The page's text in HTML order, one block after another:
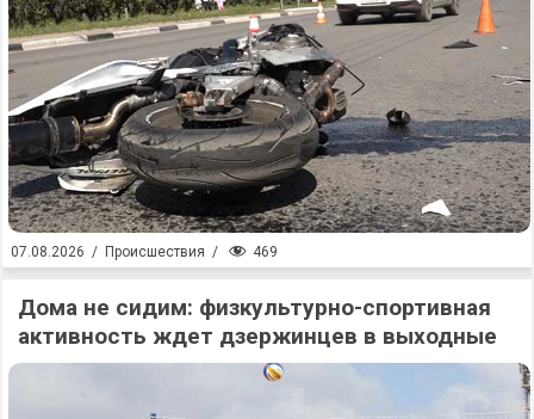
07.08.2026 / Происшествия / 469
Дома не сидим: физкультурно-спортивная
активность ждет дзержинцев в выходные